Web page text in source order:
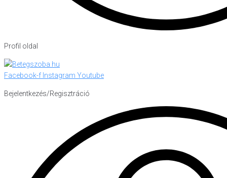
Profil oldal
Facebook-f Instagram Youtube
Bejelentkezés/Regisztráció